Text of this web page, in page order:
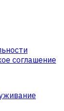
соглашение